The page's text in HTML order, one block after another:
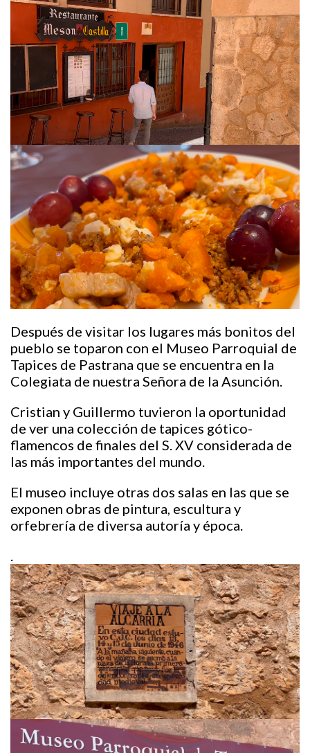
Después de visitar los lugares más bonitos del
pueblo se toparon con el Museo Parroquial de
Tapices de Pastrana que se encuentra en la
Colegiata de nuestra Señora de la Asunción.
Cristian y Guillermo tuvieron la oportunidad
de ver una colección de tapices gótico-
flamencos de finales del S. XV considerada de
las más importantes del mundo.
El museo incluye otras dos salas en las que se
exponen obras de pintura, escultura y
orfebrería de diversa autoría y época.